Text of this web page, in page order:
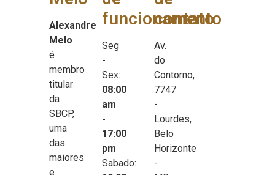
Alexandre
Melo
é
membro
titular
da
SBCP,
uma
das
maiores
e
funcionamento
Seg
-
Sex:
08:00
am
-
17:00
pm
Sabado:
contato
Av.
do
Contorno,
7747
-
Lourdes,
Belo
Horizonte
-